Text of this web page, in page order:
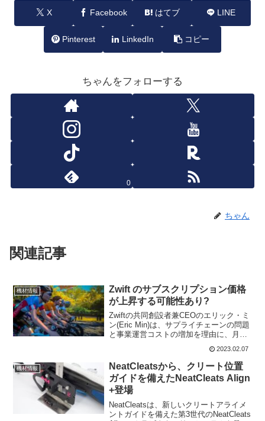
X Facebook はてブ LINE
Pinterest LinkedIn コピー
ちゃんをフォローする
0
ちゃん
関連記事
機材情報
Zwift のサブスクリプション価格
が上昇する可能性あり?
Zwiftの共同創設者兼CEOのエリック・ミ
ン(Eric Min)は、サプライチェーンの問題
と事業運営コストの増加を理由に、月額
サブスクリプション料金が間もなく上昇
する可能性があることをほのめかしてい
る。コロナによる室内サイクリングによ
り好...
2023.02.07
機材情報
NeatCleatsから、クリート位置
ガイドを備えたNeatCleats Align
+登場
NeatCleatsは、新しいクリートアライメ
ントガイドを備えた第3世代のNeatCleats